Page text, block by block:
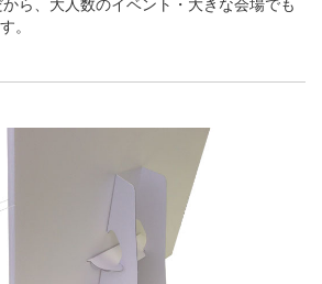
ら、大人数のイベント・大きな会場でも
。